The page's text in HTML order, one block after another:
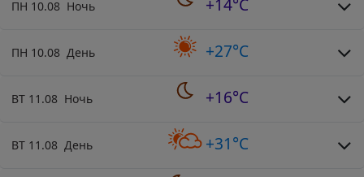
ПН 10.08 Ночь
ПН 10.08 День +27°C
ВТ 11.08 Ночь +16°C
ВТ 11.08 День +31°C